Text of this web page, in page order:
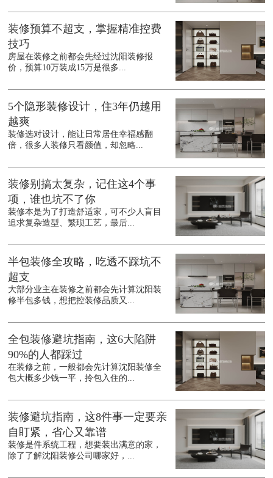
装修预算不超支，掌握精准控费
技巧
房屋在装修之前都会先经过沈阳装修报
价，预算10万装成15万是很多...
5个隐形装修设计，住3年仍越用
越爽
装修选对设计，能让日常居住幸福感翻
倍，很多人装修只看颜值，却忽略...
装修别搞太复杂，记住这4个事
项，谁也坑不了你
装修本是为了打造舒适家，可不少人盲目
追求复杂造型、繁琐工艺，最后...
半包装修全攻略，吃透不踩坑不
超支
大部分业主在装修之前都会先计算沈阳装
修半包多钱，想把控装修品质又...
全包装修避坑指南，这6大陷阱
90%的人都踩过
在装修之前，一般都会先计算沈阳装修全
包大概多少钱一平，拎包入住的...
装修避坑指南，这8件事一定要亲
自盯紧，省心又靠谱
装修是件系统工程，想要装出满意的家，
除了了解沈阳装修公司哪家好，...